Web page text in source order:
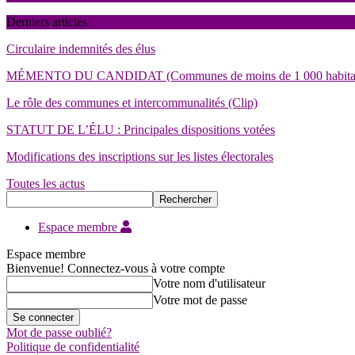
Derniers articles
Circulaire indemnités des élus
MÉMENTO DU CANDIDAT (Communes de moins de 1 000
Le rôle des communes et intercommunalités (Clip)
STATUT DE L’ÉLU : Principales dispositions votées
Modifications des inscriptions sur les listes électorales
Toutes les actus
Espace membre
Espace membre
Bienvenue! Connectez-vous à votre compte
Votre nom d'utilisateur
Votre mot de passe
Mot de passe oublié?
Politique de confidentialité